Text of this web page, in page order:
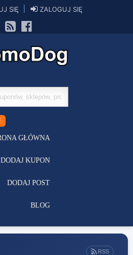
SIĘ ZALOGUJ SIĘ
GŁÓWNA
DODAJ KUPON
DODAJ POST
BLOG
RSS